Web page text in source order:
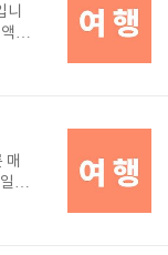
,
는
니
티
으
수
합
안
장
매
상
화